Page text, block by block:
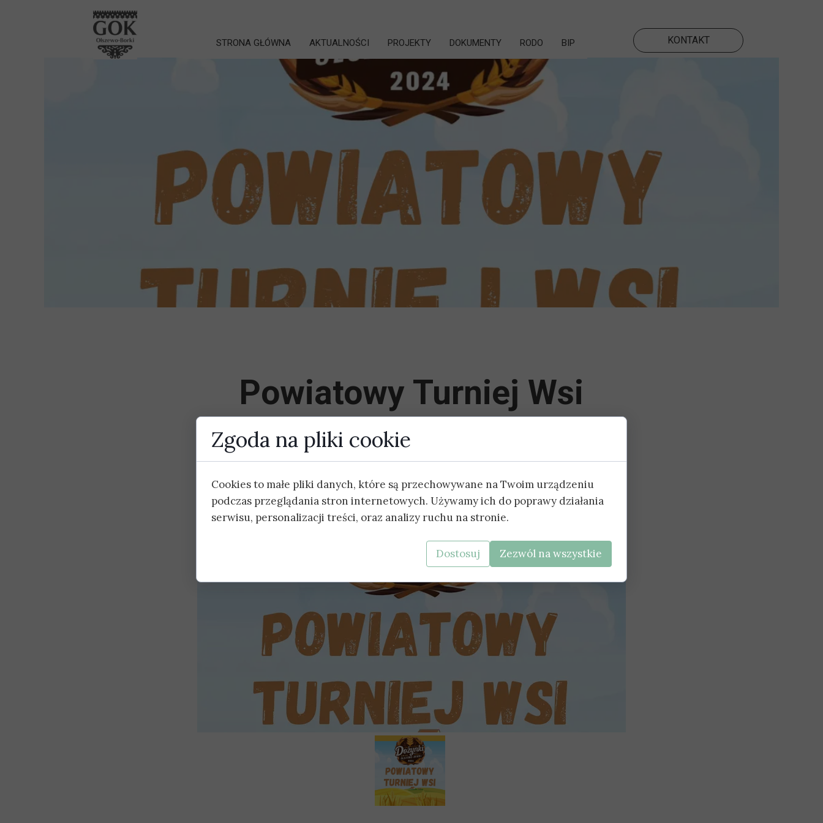
KONTAKT
STRONA GŁÓWNA AKTUALNOŚCI PROJEKTY DOKUMENTY RODO BIP
Powiatowy Turniej Wsi
Regulamin
Zgoda rodzica
Zgoda na pliki cookie
Cookies to małe pliki danych, które są przechowywane na Twoim urządzeniu
podczas przeglądania stron internetowych. Używamy ich do poprawy działania
serwisu, personalizacji treści, oraz analizy ruchu na stronie.
Dostosuj Zezwól na wszystkie